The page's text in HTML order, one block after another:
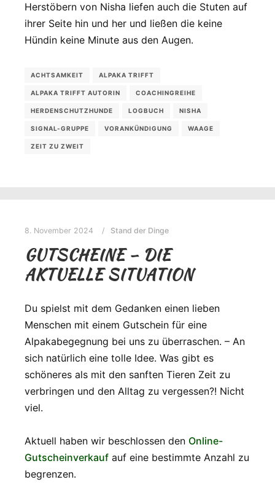
Herstöbern von Nisha liefen auch die Stuten auf
ihrer Seite hin und her und ließen die keine
Hündin keine Minute aus den Augen.
ACHTSAMKEIT ALPAKA TRIFFT
ALPAKA TRIFFT AUTORIN COACHINGREIHE
HERDENSCHUTZHUNDE LOGBUCH NISHA
SIGNAL-GRUPPE VORANKÜNDIGUNG WAAGE
ZEIT ZU ZWEIT
8. November 2024 Stand der Dinge
GUTSCHEINE – DIE
AKTUELLE SITUATION
Du spielst mit dem Gedanken einen lieben
Menschen mit einem Gutschein für eine
Alpakabegegnung bei uns zu überraschen. – An
sich natürlich eine tolle Idee. Was gibt es
schöneres als mit den sanften Tieren Zeit zu
verbringen und den Alltag zu vergessen?! Nicht
viel.
Aktuell haben wir beschlossen den Online-
Gutscheinverkauf auf eine bestimmte Anzahl zu
begrenzen.